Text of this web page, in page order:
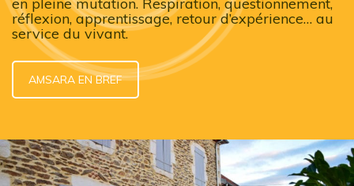
réflexion, apprentissage, retour d’expérience… au
service du vivant.
AMSARA EN BREF